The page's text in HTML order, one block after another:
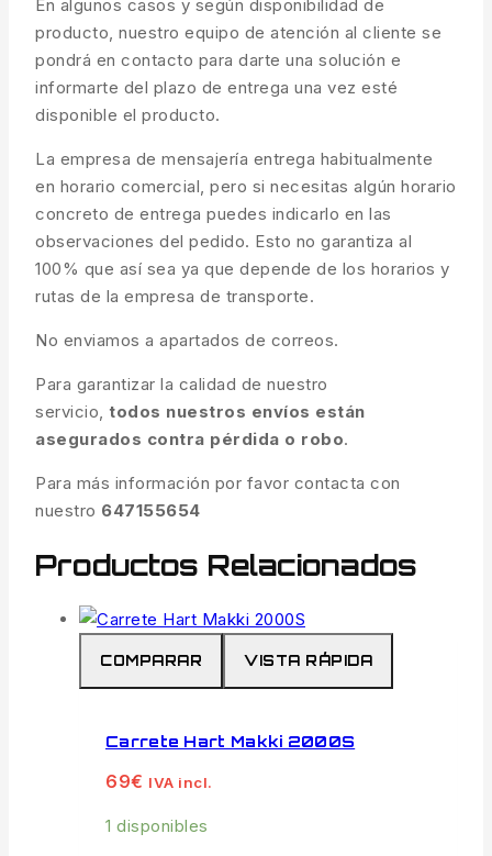
En algunos casos y según disponibilidad de
producto, nuestro equipo de atención al cliente se
pondrá en contacto para darte una solución e
informarte del plazo de entrega una vez esté
disponible el producto.
La empresa de mensajería entrega habitualmente
en horario comercial, pero si necesitas algún horario
concreto de entrega puedes indicarlo en las
observaciones del pedido. Esto no garantiza al
100% que así sea ya que depende de los horarios y
rutas de la empresa de transporte.
No enviamos a apartados de correos.
Para garantizar la calidad de nuestro
servicio, todos nuestros envíos están
asegurados contra pérdida o robo.
Para más información por favor contacta con
nuestro 647155654
Productos Relacionados
COMPARAR VISTA RÁPIDA
Carrete Hart Makki 2000S
69€ IVA incl.
1 disponibles